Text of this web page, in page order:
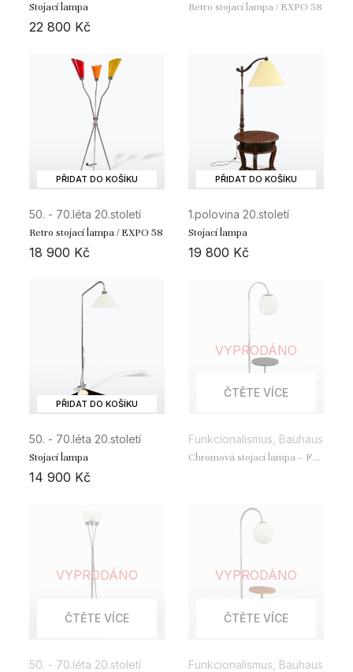
Stojací lampa
22 800 Kč
Retro stojací lampa / EXPO 58
PŘIDAT DO KOŠÍKU
50. - 70.léta 20.století
Retro stojací lampa / EXPO 58
18 900 Kč
PŘIDAT DO KOŠÍKU
1.polovina 20.století
Stojací lampa
19 800 Kč
PŘIDAT DO KOŠÍKU
50. - 70.léta 20.století
Stojací lampa
14 900 Kč
VYPRODÁNO
ČTĚTE VÍCE
Funkcionalismus, Bauhaus
Chromová stojací lampa – Fa.
VYPRODÁNO
ČTĚTE VÍCE
50. - 70.léta 20.století
VYPRODÁNO
ČTĚTE VÍCE
Funkcionalismus, Bauhaus